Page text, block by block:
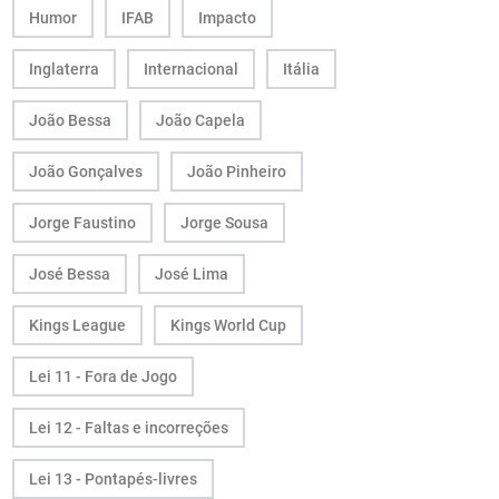
Humor IFAB Impacto
Inglaterra Internacional Itália
João Bessa João Capela
João Gonçalves João Pinheiro
Jorge Faustino Jorge Sousa
José Bessa José Lima
Kings League Kings World Cup
Lei 11 - Fora de Jogo
Lei 12 - Faltas e incorreções
Lei 13 - Pontapés-livres